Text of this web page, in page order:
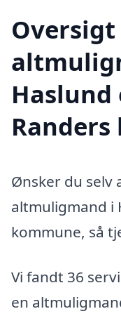
Ønsker du selv
altmuligmand i
kommune, så
Vi fandt 36
en